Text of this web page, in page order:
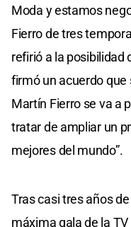
Moda y estamos
Fierro de tres
refirió a la posibilidad
firmó un acuerdo que
Martín Fierro se va a
tratar de ampliar un
mejores del mundo”.
Tras casi tres años
máxima gala de la